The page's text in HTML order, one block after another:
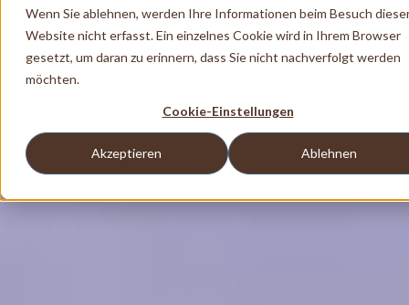
Wenn Sie ablehnen, werden Ihre Informationen beim Besuch
Website nicht erfasst. Ein einzelnes Cookie wird in Ihrem Browser
gesetzt, um daran zu erinnern, dass Sie nicht nachverfolgt werden
möchten.
Cookie-Einstellungen
Akzeptieren Ablehnen